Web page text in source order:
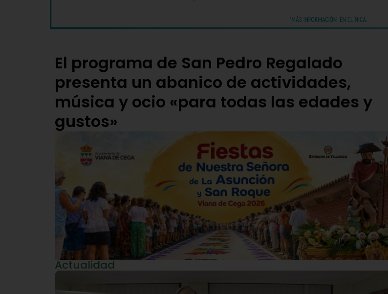
El programa de San Pedro Regalado
presenta un abanico de actividades,
música y ocio «para todas las edades y
gustos»
Actualidad